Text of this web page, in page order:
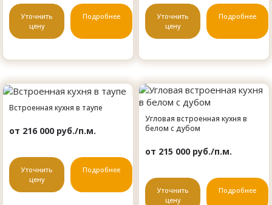
Уточнить
цену
Подробнее
Уточнить
цену
Подробнее
Встроенная кухня в таупе
от 216 000 руб./п.м.
Уточнить
цену
Подробнее
Угловая встроенная кухня в
белом с дубом
от 215 000 руб./п.м.
Уточнить
цену
Подробнее